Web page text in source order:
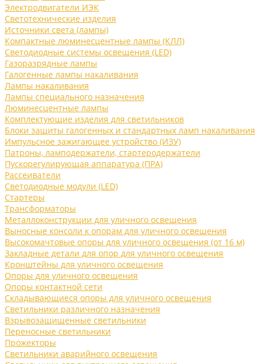
Электродвигатели ИЭК
Светотехнические изделия
Источники света (лампы)
Компактные люминесцентные лампы (КЛЛ)
Светодиодные системы освещения (LED)
Газоразрядные лампы
Галогенные лампы накаливания
Лампы накаливания
Лампы специального назначения
Люминесцентные лампы
Комплектующие изделия для светильников
Блоки защиты галогенных и стандартных ламп накаливания
Импульсное зажигающее устройство (ИЗУ)
Патроны, ламподержатели, стартеродержатели
Пускорегулирующая аппаратура (ПРА)
Рассеиватели
Светодиодные модули (LED)
Стартеры
Трансформаторы
Металлоконструкции для уличного освещения
Выносные консоли к опорам для уличного освещения
Высокомачтовые опоры для уличного освещения (от 16 м)
Закладные детали для опор для уличного освещения
Кронштейны для уличного освещения
Опоры для уличного освещения
Опоры контактной сети
Складывающиеся опоры для уличного освещения
Светильники различного назначения
Взрывозащищенные светильники
Переносные светильники
Прожекторы
Светильники аварийного освещения